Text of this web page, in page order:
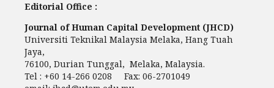
Editorial Office :
Journal of Human Capital Development (JHCD)
Universiti Teknikal Malaysia Melaka, Hang Tuah
Jaya,
76100, Durian Tunggal, Melaka, Malaysia.
Tel : +60 14-266 0208 Fax: 06-2701049